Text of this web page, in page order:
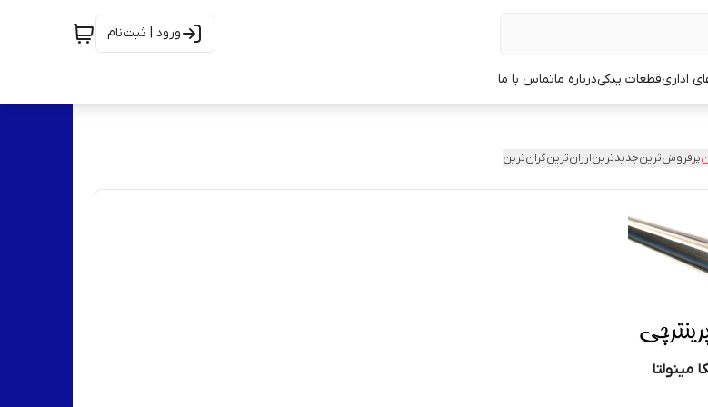
ورود | ثبت‌نام
اداریقطعات یدکیدرباره ماتماس با ما
پرفروش‌ترینجدیدترینارزان‌ترینگران‌ترین
مینولتا